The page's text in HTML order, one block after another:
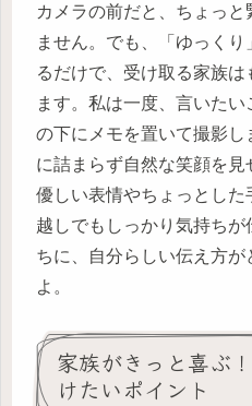
カメラの前だと、ちょっ
ません。でも、「ゆっく
るだけで、受け取る家族
ます。私は一度、言いた
の下にメモを置いて撮影
に詰まらず自然な笑顔を見
優しい表情やちょっとし
越しでもしっかり気持ちが
ちに、自分らしい伝え方
よ。
家族がきっと喜ぶ
けたいポイント